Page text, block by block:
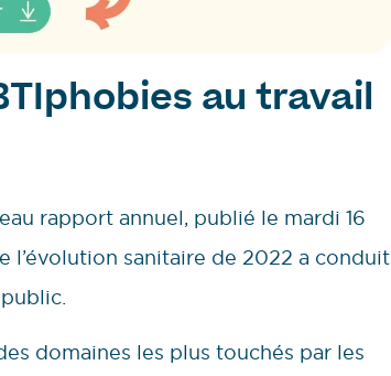
au travail
rapport annuel, publié le mardi 16
l’évolution sanitaire de 2022 a conduit
domaines les plus touchés par les